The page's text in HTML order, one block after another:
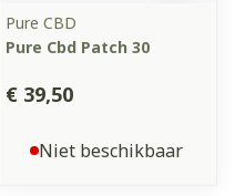
Pure CBD
Pure Cbd Patch 30
€ 39,50
Niet beschikbaar